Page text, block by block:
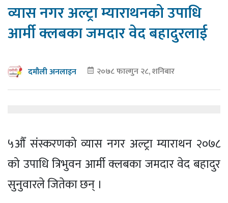
व्यास नगर अल्ट्रा म्याराथनको उपाधि
आर्मी क्लबका जमदार वेद बहादुरलाई
दमौली अनलाइन २०७८ फाल्गुन २८, शनिबार
५औँ संस्करणको व्यास नगर अल्ट्रा म्याराथन २०७८
को उपाधि त्रिभुवन आर्मी क्लबका जमदार वेद बहादुर
सुनुवारले जितेका छन् ।